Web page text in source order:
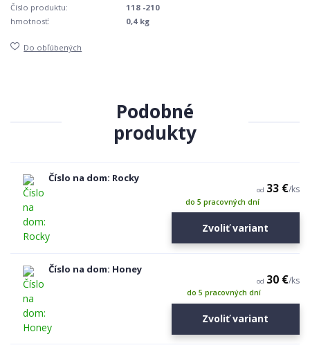
Číslo produktu:
118 -210
hmotnosť:
0,4 kg
Do obľúbených
Podobné
produkty
Číslo na dom: Rocky
od 33 €/ks
do 5 pracovných dní
Zvoliť variant
Číslo na dom: Honey
od 30 €/ks
do 5 pracovných dní
Zvoliť variant